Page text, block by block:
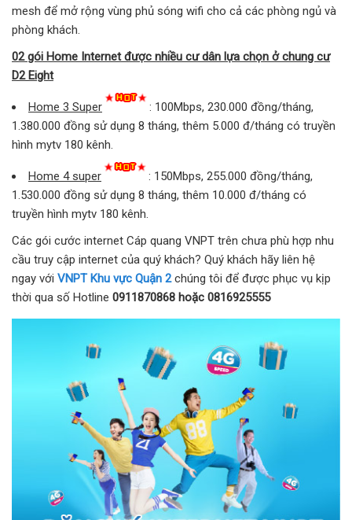
mesh để mở rộng vùng phủ sóng wifi cho cả các phòng ngủ và
phòng khách.
02 gói Home Internet được nhiều cư dân lựa chọn ở chung cư
D2 Eight
Home 3 Super
: 100Mbps, 230.000 đồng/tháng,
1.380.000 đồng sử dụng 8 tháng, thêm 5.000 đ/tháng có truyền
hình mytv 180 kênh.
Home 4 super
: 150Mbps, 255.000 đồng/tháng,
1.530.000 đồng sử dụng 8 tháng, thêm 10.000 đ/tháng có
truyền hình mytv 180 kênh.
Các gói cước internet Cáp quang VNPT trên chưa phù hợp nhu
cầu truy cập internet của quý khách? Quý khách hãy liên hệ
ngay với VNPT Khu vực Quận 2chúng tôi để được phục vụ kịp
thời qua số Hotline 0911870868 hoặc 0816925555